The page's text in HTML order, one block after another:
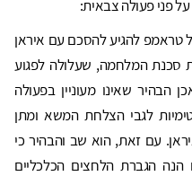
פני פעולה צבאית:
טראמפ להגיע להסכם עם איראן
סכנת המלחמה, שעלולה לפגוע
הבהיר שאינו מעוניין בפעולה
לגבי הצלחת המשא ומתן
עם זאת, הוא שב והבהיר כי
הנה הגברת הלחצים הכלכליים